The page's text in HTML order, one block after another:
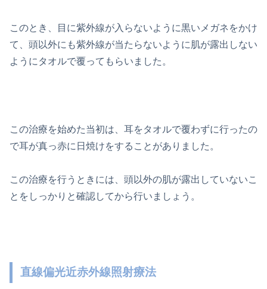
このとき、目に紫外線が入らないように黒いメガネをかけ
て、頭以外にも紫外線が当たらないように肌が露出しない
ようにタオルで覆ってもらいました。
この治療を始めた当初は、耳をタオルで覆わずに行ったの
で耳が真っ赤に日焼けをすることがありました。
この治療を行うときには、頭以外の肌が露出していないこ
とをしっかりと確認してから行いましょう。
直線偏光近赤外線照射療法